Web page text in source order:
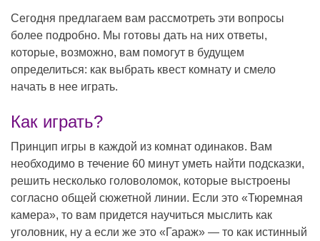
Сегодня предлагаем вам рассмотреть эти вопросы
более подробно. Мы готовы дать на них ответы,
которые, возможно, вам помогут в будущем
определиться: как выбрать квест комнату и смело
начать в нее играть.
Как играть?
Принцип игры в каждой из комнат одинаков. Вам
необходимо в течение 60 минут уметь найти подсказки,
решить несколько головоломок, которые выстроены
согласно общей сюжетной линии. Если это «Тюремная
камера», то вам придется научиться мыслить как
уголовник, ну а если же это «Гараж» — то как истинный